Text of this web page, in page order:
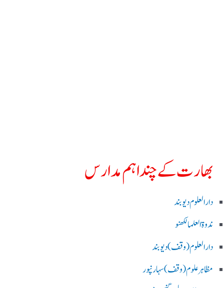
بھارت کے چند اہم مدارس
دارالعلوم دیوبند
ندوۃالعلما لکھنو
دارالعلوم (وقف)دیوبند
مظاہرعلوم (وقف)سہارنپور